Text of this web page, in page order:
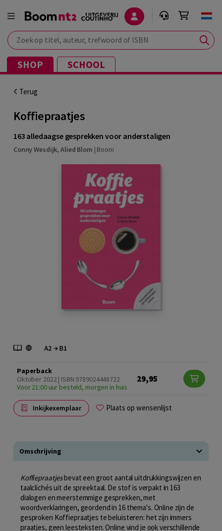
Zoek op titel, auteur, trefwoord of ISBN
SHOP SCHOOL
Terug
Koffiepraatjes
163 alledaagse gesprekken voor anderstaligen
Conny Wesdijk,Alied Blom | Boom
Paperback
Oktober 2022 | ISBN 9789024448722
Voor 21:00 uur besteld, morgen in huis
29,95
Inkijkexemplaar Plaats op wensenlijst
Omschrijving
Koffiepraatjesbevat een groot aantal uitdrukkingswijzen en
taalclichés uit de spreektaal. De stof is verpakt in 163
dialogen en meerstemmige gesprekken, met
woordverklaringen, geordend in 16 thema's. Online zijn de
gesproken Koffiepraatjes te beluisteren: het zijn immers
praatjes, geen leesteksten. Online vind je ook verschillende